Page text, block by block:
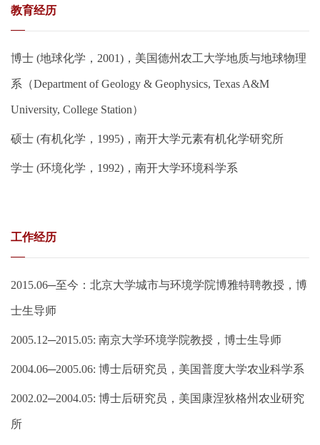
教育经历
博士 (地球化学，2001)，美国德州农工大学地质与地球物理
系（Department of Geology & Geophysics, Texas A&M
University, College Station）
硕士 (有机化学，1995)，南开大学元素有机化学研究所
学士 (环境化学，1992)，南开大学环境科学系
工作经历
2015.06─至今：北京大学城市与环境学院博雅特聘教授，博
士生导师
2005.12─2015.05: 南京大学环境学院教授，博士生导师
2004.06─2005.06: 博士后研究员，美国普度大学农业科学系
2002.02─2004.05: 博士后研究员，美国康涅狄格州农业研究
所